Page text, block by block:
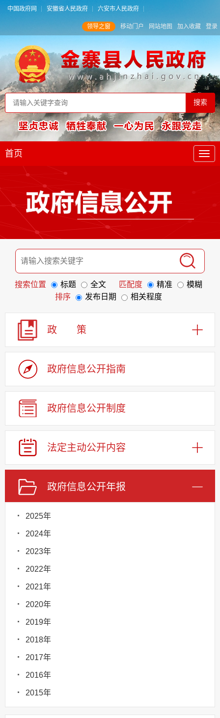
中国政府网 安徽省人民政府 六安市人民政府
领导之窗 移动门户 网站地图 加入收藏 登录
首页
搜索位置 标题 全文 匹配度 精准
模糊
排序
发布日期 相关程度
政 策
政府信息公开指南
政府信息公开制度
法定主动公开内容
政府信息公开年报
2025年
2024年
2023年
2022年
2021年
2020年
2019年
2018年
2017年
2016年
2015年